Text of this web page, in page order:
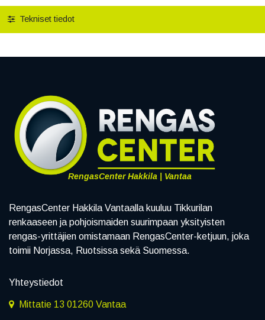
Tekniset tiedot
RengasCenter Hakkila | Vantaa
RengasCenter Hakkila Vantaalla kuuluu Tikkurilan
renkaaseen ja pohjoismaiden suurimpaan yksityisten
rengas-yrittäjien omistamaan RengasCenter-ketjuun, joka
toimii Norjassa, Ruotsissa sekä Suomessa.
Yhteystiedot
Mittatie 13 01260 Vantaa